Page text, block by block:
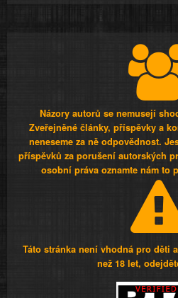
Názory autorů se nemusejí
Zveřejněné články, příspěvky a
neneseme za ně odpovědnost.
příspěvků za porušení autorských
osobní práva oznamte nám to
Táto stránka není vhodná pro děti
než 18 let,